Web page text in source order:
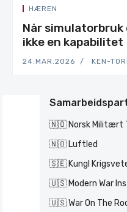
HÆREN
Når
ikke en kapabilitet
24.MAR.2026 KEN-
🇳🇴 Norsk Militært
🇳🇴 Luftled
🇸🇪 Kungl
🇺🇸 Modern War
🇺🇸 War On The